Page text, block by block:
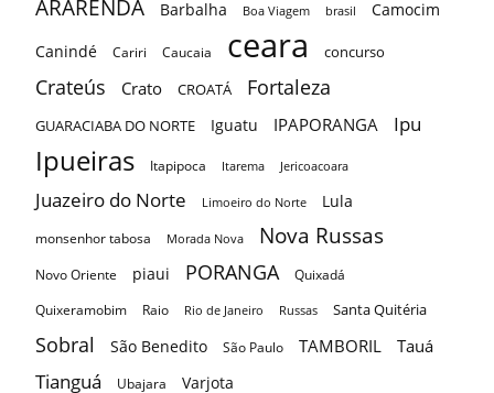
ARARENDÁ Barbalha Boa Viagem brasil
Camocim
Canindé
Cariri Caucaia ceara concurso
Crateús Crato CROATÁ Fortaleza
GUARACIABA DO NORTE Iguatu IPAPORANGA Ipu
Ipueiras Itapipoca Itarema Jericoacoara
Juazeiro do Norte Limoeiro do Norte Lula
monsenhor tabosa Morada Nova Nova Russas
Novo Oriente piaui PORANGA
Quixadá
Quixeramobim
Raio Rio de Janeiro Russas Santa Quitéria
Sobral São Benedito São Paulo TAMBORIL Tauá
Tianguá Ubajara Varjota